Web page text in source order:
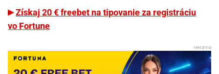
Získaj 20 € freebet na tipovanie za registráciu
vo Fortune